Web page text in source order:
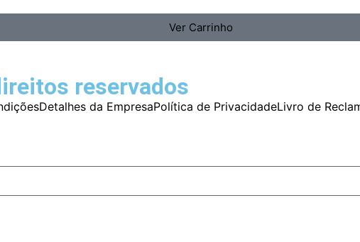
Ver Carrinho
reservados
Detalhes da EmpresaPolítica de PrivacidadeLivro de